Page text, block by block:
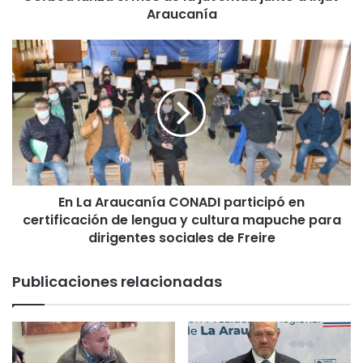
l
m
e
s
d
u
d
n
Araucanía
E
n
L
a
c
O
N
A
I
En La Araucanía CONADI participó en
certificación de lengua y cultura mapuche para
dirigentes sociales de Freire
Publicaciones relacionadas